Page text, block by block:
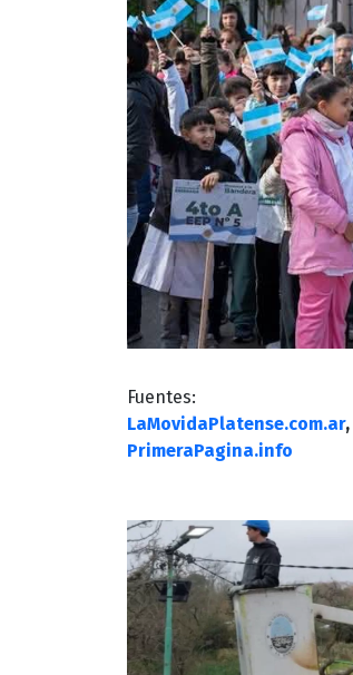
Fuentes:
LaMovidaPlatense.com.ar,
PrimeraPagina.info